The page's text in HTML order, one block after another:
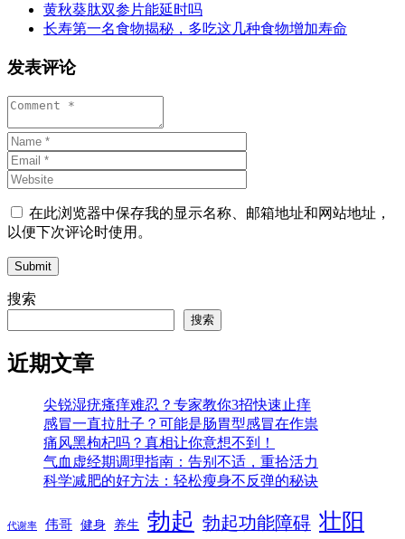
黄秋葵肽双参片能延时吗
长寿第一名食物揭秘，多吃这几种食物增加寿命
发表评论
在此浏览器中保存我的显示名称、邮箱地址和网站地址，
以便下次评论时使用。
Submit
搜索
搜索
近期文章
尖锐湿疣瘙痒难忍？专家教你3招快速止痒
感冒一直拉肚子？可能是肠胃型感冒在作祟
痛风黑枸杞吗？真相让你意想不到！
气血虚经期调理指南：告别不适，重拾活力
科学减肥的好方法：轻松瘦身不反弹的秘诀
代谢率 伟哥 健身 养生 勃起 勃起功能障碍 壮阳